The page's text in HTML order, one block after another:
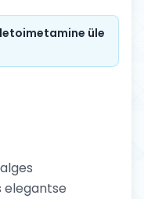
üle
elegantse